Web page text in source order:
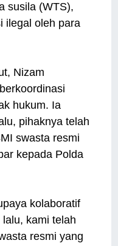
susila (WTS),
ilegal oleh para
Nizam
hukum. Ia
pihaknya telah
swasta resmi
kepada Polda
kolaboratif
kami telah
resmi yang